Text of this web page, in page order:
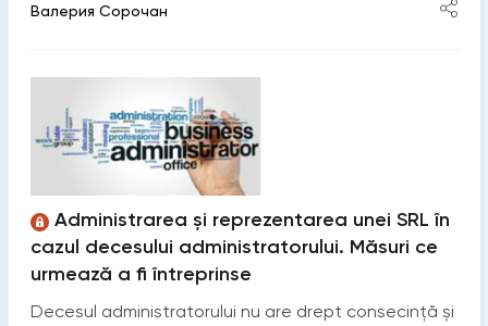
Валерия Сорочан
Administrarea și reprezentarea unei SRL în
cazul decesului administratorului. Măsuri ce
urmează a fi întreprinse
Decesul administratorului nu are drept consecință și